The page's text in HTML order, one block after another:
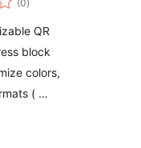
(0འཇོག་
ཚང་།
)
QR
block
colors,
( …